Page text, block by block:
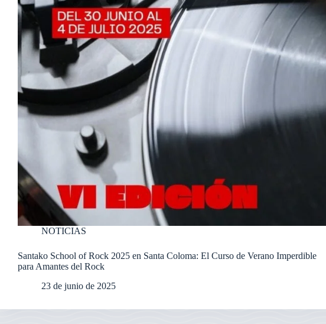
NOTICIAS
Santako School of Rock 2025 en Santa Coloma: El Curso de Verano Imperdible
para Amantes del Rock
23 de junio de 2025